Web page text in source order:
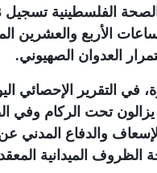
الأربع والعشرين
العدوان الصهيوني.
في التقرير الإحصائي
يزالون تحت الركام
والدفاع المدني
الظروف الميدانية